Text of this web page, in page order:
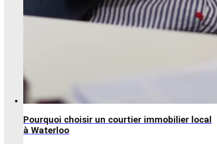
Pourquoi choisir un courtier immobilier local
à Waterloo